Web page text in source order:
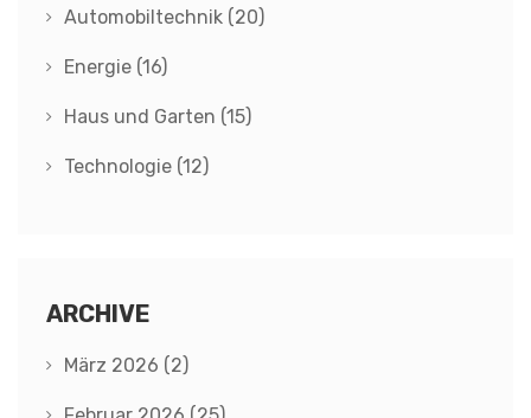
Automobiltechnik (20)
Energie (16)
Haus und Garten (15)
Technologie (12)
ARCHIVE
März 2026 (2)